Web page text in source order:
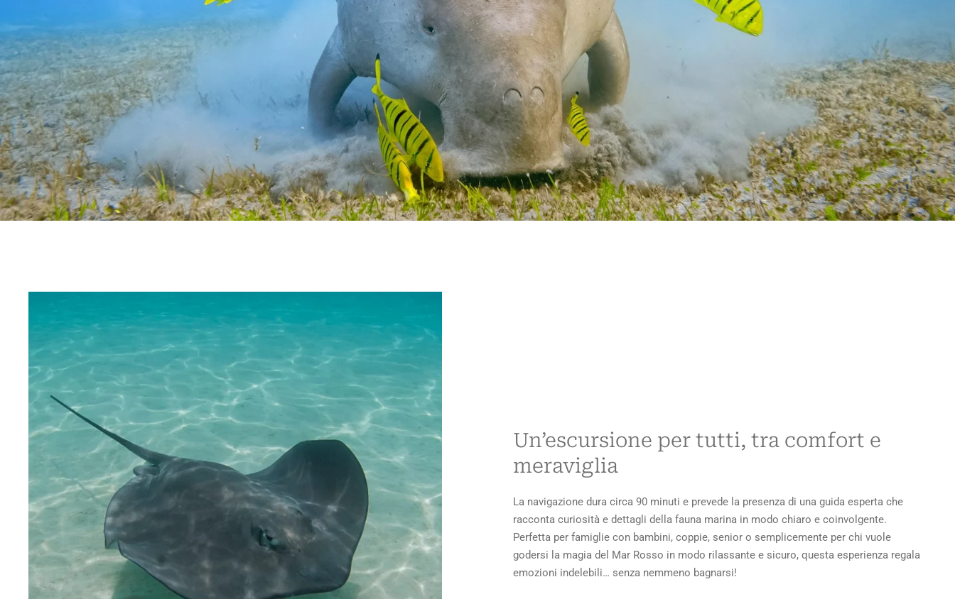
Un’escursione per tutti, tra comfort e
meraviglia
La navigazione dura circa 90 minuti e prevede la presenza di una guida esperta che
racconta curiosità e dettagli della fauna marina in modo chiaro e coinvolgente.
Perfetta per famiglie con bambini, coppie, senior o semplicemente per chi vuole
godersi la magia del Mar Rosso in modo rilassante e sicuro, questa esperienza regala
emozioni indelebili… senza nemmeno bagnarsi!